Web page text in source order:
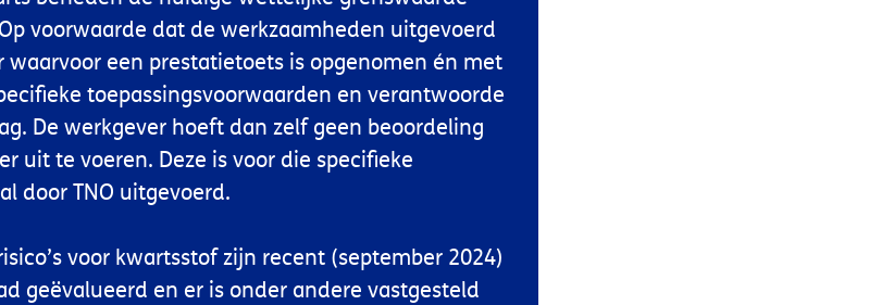
voorwaarde dat de werkzaamheden uitgevoerd
een prestatietoets is opgenomen én met
toepassingsvoorwaarden en verantwoorde
De werkgever hoeft dan zelf geen beoordeling
uit te voeren. Deze is voor die specifieke
door TNO uitgevoerd.
voor kwartsstof zijn recent (september 2024)
geëvalueerd en er is onder andere vastgesteld